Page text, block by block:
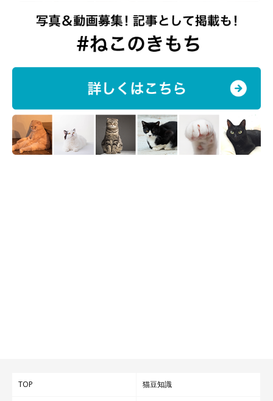
TOP 猫豆知識